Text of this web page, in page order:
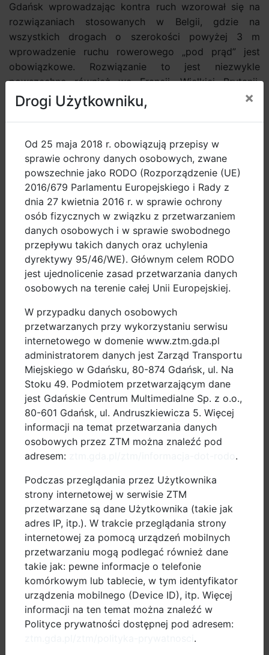
Gdańsk wprowadzając kontra ruch wzorował się na
rozwiązaniach stosowanych w Belgii, gdzie na
wszystkich drogach o szerokości powyżej 3 m
wprowadzenie ruchu rowerowego „pod prąd” jest
obowiązkowe. Rozwiązanie to jest niezwykle
powszechne również we Francji, Wielkiej Brytanii,
Niemczech, Danii i Holandii, gdzie praktycznie na
wszystkich ulicach jednokierunkowych dopuszcza się
Wprowadzenie kontra ruchu dla osób poruszających
się na rowerach nie jest problemem z punktu widzenia
bezpieczeństwa ruchu drogowego, a raczej
rozwiązaniem na jego rzecz. W okresie ostatnich
pięciu lat w Gdańsku odnotowano tylko jedną
niegroźną kolizję z udziałem rowerzysty
poruszającego się w kontra ruchu. Celem otwierania
ulic jednokierunkowych dla ruchu rowerowego „pod
prąd” jest nie tylko poprawa spójności sieci tras
rowerowych, lecz również wzrost bezpieczeństwa na
o dozwolonej prędkości do 30km/h, czyli takich, po
których można bezpiecznie poruszać się rowerem.
Rozwiązanie to pozwala na zachowanie kontaktu
wzrokowego między rowerzystą oraz nadjeżdżającym
z przeciwka kierowcą samochodu. Dodatkowo,
umożliwia rowerzystom obranie najkrótszej drogi, a
przez to unikanie jazdy po niebezpiecznych drogach i
skrzyżowaniach o dużym natężeniu ruchu
samochodowego.
Kontra ruch może odbywać się na dwa sposoby:
specjalnie wydzielonym i oznakowanym kontrapasem,
lub po prostu prawą stroną jezdni, gdy kontrapas nie
jest wyznaczony. Wówczas prawidłowy kierunek jazdy
wskazuje umieszczona pod znakiem zakazu wjazdu
tabliczka „nie dotyczy rowerów” oraz piktogramy na
jezdni. Należy pamiętać, że wyznaczone na jezdni
kontrapasy są zawsze jednokierunkowe tzn.
rowerzyści powinni nimi jechać w kierunku
przeciwnym do tego, w którym jadą samochody.
Wszystkie ulice jednokierunkowe z możliwością jazdy
Drogi Użytkowniku, ×
Od 25 maja 2018 r. obowiązują przepisy w
sprawie ochrony danych osobowych, zwane
powszechnie jako RODO (Rozporządzenie (UE)
2016/679 Parlamentu Europejskiego i Rady z
dnia 27 kwietnia 2016 r. w sprawie ochrony
osób fizycznych w związku z przetwarzaniem
danych osobowych i w sprawie swobodnego
przepływu takich danych oraz uchylenia
dyrektywy 95/46/WE). Głównym celem RODO
jest ujednolicenie zasad przetwarzania danych
osobowych na terenie całej Unii Europejskiej.
W przypadku danych osobowych
przetwarzanych przy wykorzystaniu serwisu
internetowego w domenie www.ztm.gda.pl
administratorem danych jest Zarząd Transportu
Miejskiego w Gdańsku, 80-874 Gdańsk, ul. Na
Stoku 49. Podmiotem przetwarzającym dane
jest Gdańskie Centrum Multimedialne Sp. z o.o.,
80-601 Gdańsk, ul. Andruszkiewicza 5. Więcej
informacji na temat przetwarzania danych
osobowych przez ZTM można znaleźć pod
adresem:
.
Podczas przeglądania przez Użytkownika
strony internetowej w serwisie ZTM
przetwarzane są dane Użytkownika (takie jak
adres IP, itp.). W trakcie przeglądania strony
internetowej za pomocą urządzeń mobilnych
przetwarzaniu mogą podlegać również dane
takie jak: pewne informacje o telefonie
komórkowym lub tablecie, w tym identyfikator
urządzenia mobilnego (Device ID), itp. Więcej
informacji na ten temat można znaleźć w
Polityce prywatności dostępnej pod adresem:
.